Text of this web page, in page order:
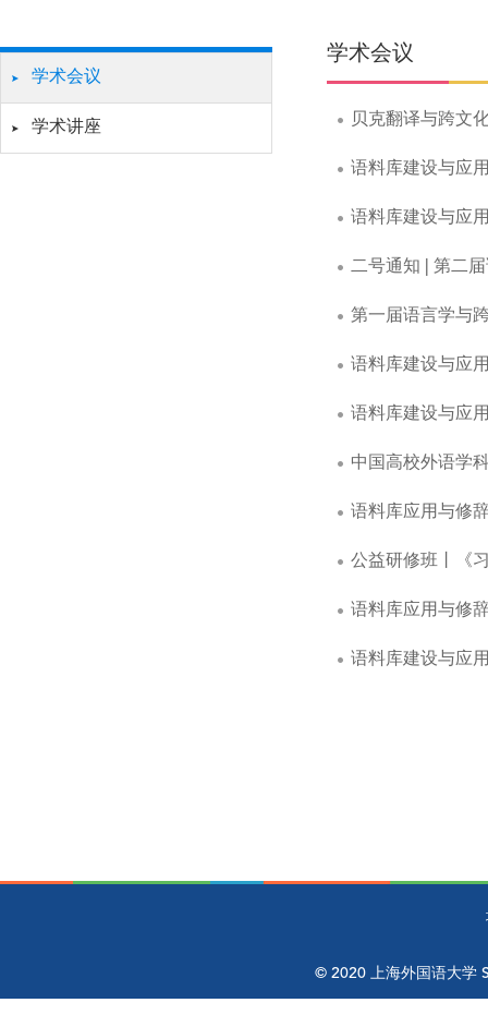
学术会议
学术讲座
学术会议
贝克翻译与跨文
语料库建设与应
语料库建设与应
二号通知 | 第二
第一届语言学与
语料库建设与应
语料库建设与应
中国高校外语学
语料库应用与修
公益研修班丨《
语料库应用与修
语料库建设与应
© 2020 上海外国语大学